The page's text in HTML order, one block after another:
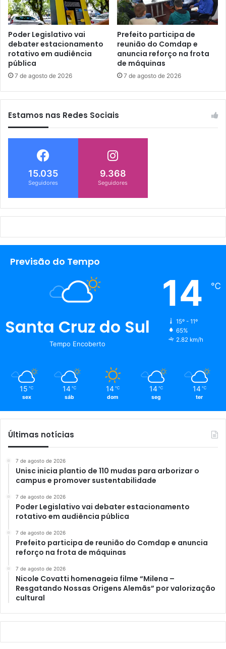
Poder Legislativo vai
debater estacionamento
rotativo em audiência
pública
7 de agosto de 2026
Prefeito participa de
reunião do Comdap e
anuncia reforço na frota
de máquinas
7 de agosto de 2026
Estamos nas Redes Sociais
15.035
Seguidores
9.368
Seguidores
Previsão do Tempo
Santa Cruz do Sul
Tempo Encoberto
14 ℃
15º - 11º
65%
2.82 km/h
15 ℃
sex
14 ℃
sáb
14 ℃
dom
14 ℃
seg
14 ℃
ter
Últimas notícias
7 de agosto de 2026
Unisc inicia plantio de 110 mudas para arborizar o
campus e promover sustentabilidade
7 de agosto de 2026
Poder Legislativo vai debater estacionamento
rotativo em audiência pública
7 de agosto de 2026
Prefeito participa de reunião do Comdap e anuncia
reforço na frota de máquinas
7 de agosto de 2026
Nicole Covatti homenageia filme “Milena –
Resgatando Nossas Origens Alemãs” por valorização
cultural